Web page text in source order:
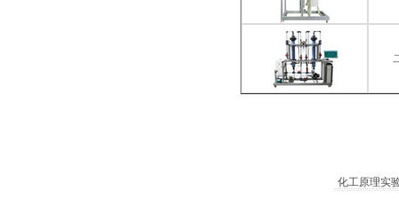
化工原理实